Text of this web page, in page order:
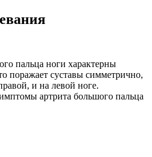
пальца ноги характерны
поражает суставы симметрично,
и на левой ноге.
артрита большого пальца